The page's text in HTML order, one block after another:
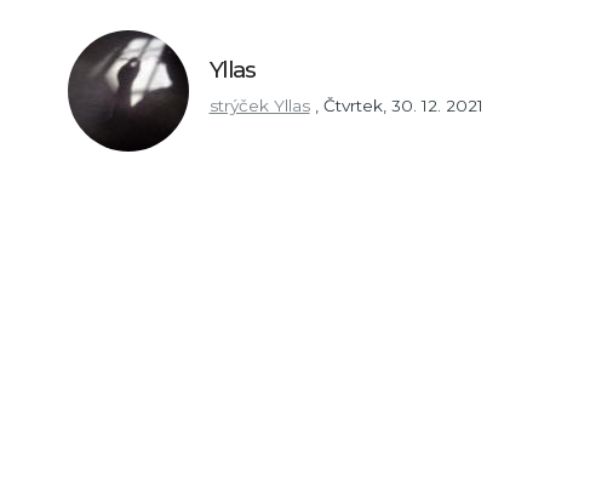
Yllas
strýček Yllas Čtvrtek, 30. 12. 2021